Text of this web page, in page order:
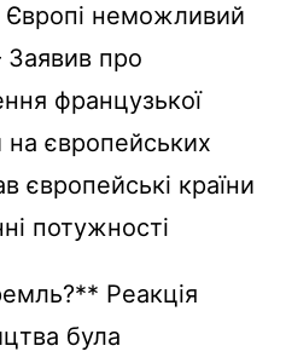
неможливий
Заявив про
французької
на європейських
європейські країни
потужності
Реакція
була